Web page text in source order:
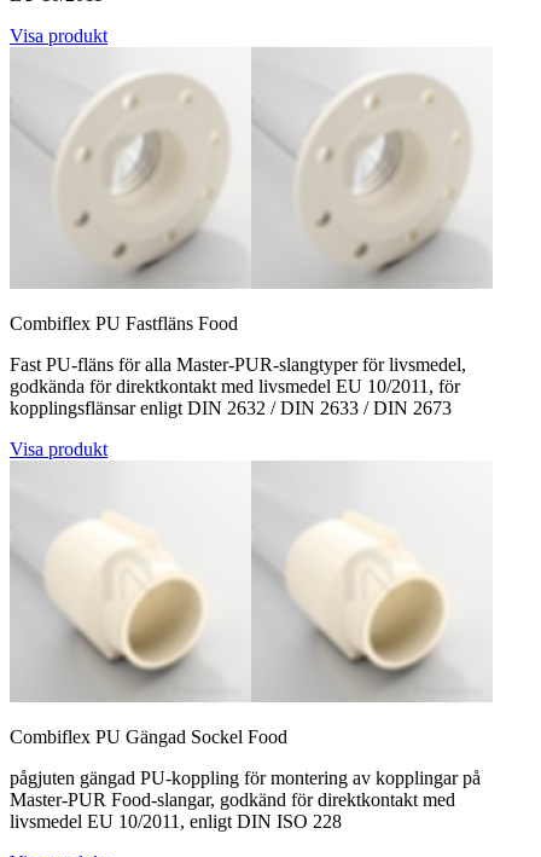
Visa produkt
Combiflex PU Fastfläns Food
Fast PU-fläns för alla Master-PUR-slangtyper för livsmedel,
godkända för direktkontakt med livsmedel EU 10/2011, för
kopplingsflänsar enligt DIN 2632 / DIN 2633 / DIN 2673
Visa produkt
Combiflex PU Gängad Sockel Food
pågjuten gängad PU-koppling för montering av kopplingar på
Master-PUR Food-slangar, godkänd för direktkontakt med
livsmedel EU 10/2011, enligt DIN ISO 228